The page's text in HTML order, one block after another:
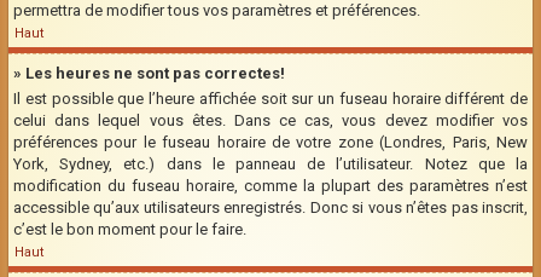
permettra de modifier tous vos paramètres et préférences.
Haut
» Les heures ne sont pas correctes!
Il est possible que l’heure affichée soit sur un fuseau horaire différent de
celui dans lequel vous êtes. Dans ce cas, vous devez modifier vos
préférences pour le fuseau horaire de votre zone (Londres, Paris, New
York, Sydney, etc.) dans le panneau de l’utilisateur. Notez que la
modification du fuseau horaire, comme la plupart des paramètres n’est
accessible qu’aux utilisateurs enregistrés. Donc si vous n’êtes pas inscrit,
c’est le bon moment pour le faire.
Haut